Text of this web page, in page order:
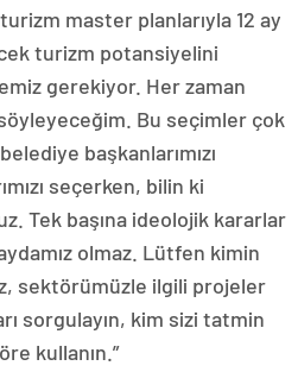
master planlarıyla 12 ay
turizm potansiyelini
gerekiyor. Her zaman
Bu seçimler çok
başkanlarımızı
seçerken, bilin ki
Tek başına ideolojik kararlar
olmaz. Lütfen kimin
sektörümüzle ilgili projeler
sorgulayın, kim sizi tatmin
kullanın.”